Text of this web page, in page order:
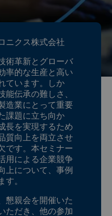
ニクス株式会社
術革新とグローバ
率的な生産と高い
ています。しか
能伝承の難しさ、
造業にとって重要
課題に立ち向か
長を実現するため
質向上を両立させ
です。本セミナー
用による企業競争
上について、事例
す。
懇親会を開催いた
ただき、他の参加